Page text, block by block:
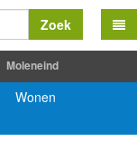
Zoek
Moleneind
Wonen